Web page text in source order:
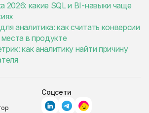
2026: какие SQL и BI-навыки чаще
аналитика: как считать конверсии
в продукте
как аналитику найти причину
Соцсети